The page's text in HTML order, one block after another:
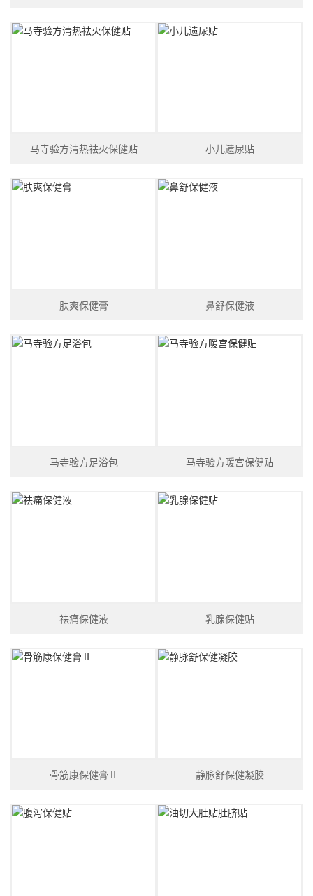
马寺验方清热祛火保健贴 小儿遗尿贴
肤爽保健膏 鼻舒保健液
马寺验方足浴包 马寺验方暖宫保健贴
祛痛保健液 乳腺保健贴
骨筋康保健膏Ⅱ 静脉舒保健凝胶